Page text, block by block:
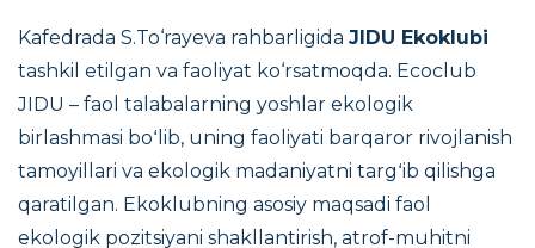
Kafedrada S.To‘rayeva rahbarligida JIDU Ekoklubi
tashkil etilgan va faoliyat ko‘rsatmoqda. Ecoclub
JIDU – faol talabalarning yoshlar ekologik
birlashmasi boʻlib, uning faoliyati barqaror rivojlanish
tamoyillari va ekologik madaniyatni targʻib qilishga
qaratilgan. Ekoklubning asosiy maqsadi faol
ekologik pozitsiyani shakllantirish, atrof-muhitni